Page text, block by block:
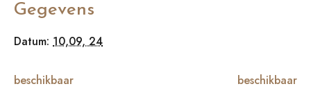
Gegevens
Datum: 10,09, 24
beschikbaar beschikbaar